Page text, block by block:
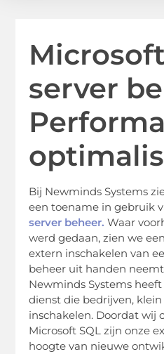
server
Bij Newminds Systems
een toename in gebruik
server beheer. Waar
werd gedaan, zien we
extern inschakelen van
beheer uit handen
Newminds Systems
dienst die bedrijven,
inschakelen. Doordat wij
Microsoft SQL zijn onze
hoogte van nieuwe